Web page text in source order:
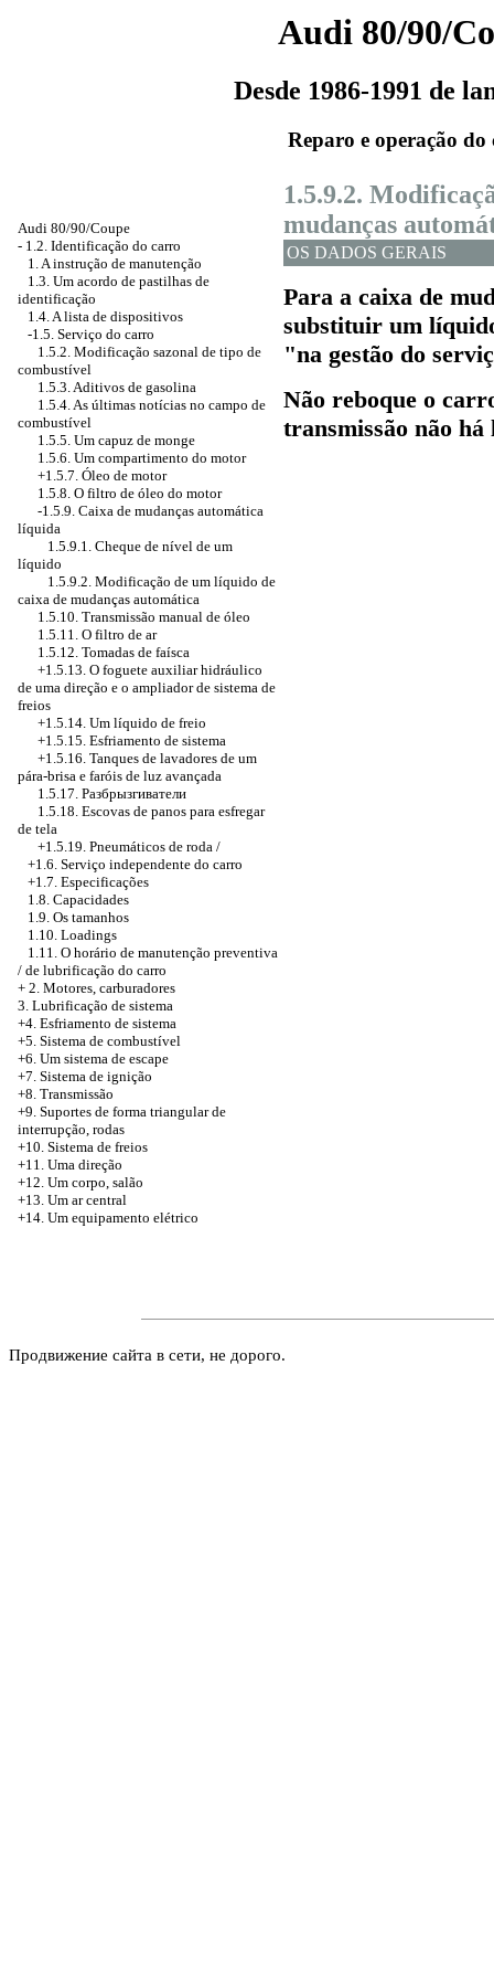
Audi 80/90/
Desde 1986-1991 de
Reparo e operação do
Audi 80/90/Coupe
- 1.2. Identificação do carro
1. A instrução de manutenção
1.3. Um acordo de pastilhas de
identificação
1.4. A lista de dispositivos
-1.5. Serviço do carro
1.5.2. Modificação sazonal de tipo de
combustível
1.5.3. Aditivos de gasolina
1.5.4. As últimas notícias no campo de
combustível
1.5.5. Um capuz de monge
1.5.6. Um compartimento do motor
+1.5.7. Óleo de motor
1.5.8. O filtro de óleo do motor
-1.5.9. Caixa de mudanças automática
líquida
1.5.9.1. Cheque de nível de um
líquido
1.5.9.2. Modificação de um líquido de
caixa de mudanças automática
1.5.10. Transmissão manual de óleo
1.5.11. O filtro de ar
1.5.12. Tomadas de faísca
+1.5.13. O foguete auxiliar hidráulico
de uma direção e o ampliador de sistema de
freios
+1.5.14. Um líquido de freio
+1.5.15. Esfriamento de sistema
+1.5.16. Tanques de lavadores de um
pára-brisa e faróis de luz avançada
1.5.17. Разбрызгиватели
1.5.18. Escovas de panos para esfregar
de tela
+1.5.19. Pneumáticos de roda /
+1.6. Serviço independente do carro
+1.7. Especificações
1.8. Capacidades
1.9. Os tamanhos
1.10. Loadings
1.11. O horário de manutenção preventiva
/ de lubrificação do carro
+ 2. Motores, carburadores
3. Lubrificação de sistema
+4. Esfriamento de sistema
+5. Sistema de combustível
+6. Um sistema de escape
+7. Sistema de ignição
+8. Transmissão
+9. Suportes de forma triangular de
interrupção, rodas
+10. Sistema de freios
+11. Uma direção
+12. Um corpo, salão
+13. Um ar central
+14. Um equipamento elétrico
1.5.9.2.
mudanças
OS DADOS GERAIS
Para a caixa de
substituir um
"na gestão do
Não reboque o
transmissão não
Продвижение сайта в сети, не дорого.